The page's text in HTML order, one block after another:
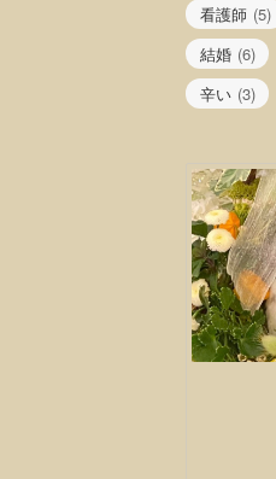
看護師 (5)
結婚 (6)
辛い (3)